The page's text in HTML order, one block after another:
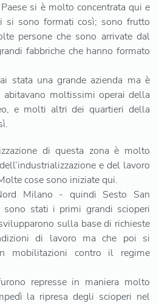
si è molto concentrata qui e
si sono formati così; sono frutto
persone che sono arrivate dal
fabbriche che hanno formato
stata una grande azienda ma è
moltissimi operai della
e molti altri dei quartieri della
di questa zona è molto
e del lavoro
cose sono iniziate qui.
Milano - quindi Sesto San
stati i primi grandi scioperi
sulla base di richieste
di lavoro ma che poi si
mobilitazioni contro il regime
represse in maniera molto
la ripresa degli scioperi nel